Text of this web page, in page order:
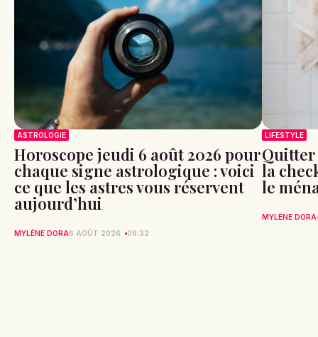
ASTROLOGIE
Horoscope jeudi 6 août 2026 pour
chaque signe astrologique : voici
ce que les astres vous réservent
aujourd’hui
MYLÈNE DORA6 AOÛT 2026 09:32
LIFESTYLE
Quitter
la
le
MYLÈNE DORA